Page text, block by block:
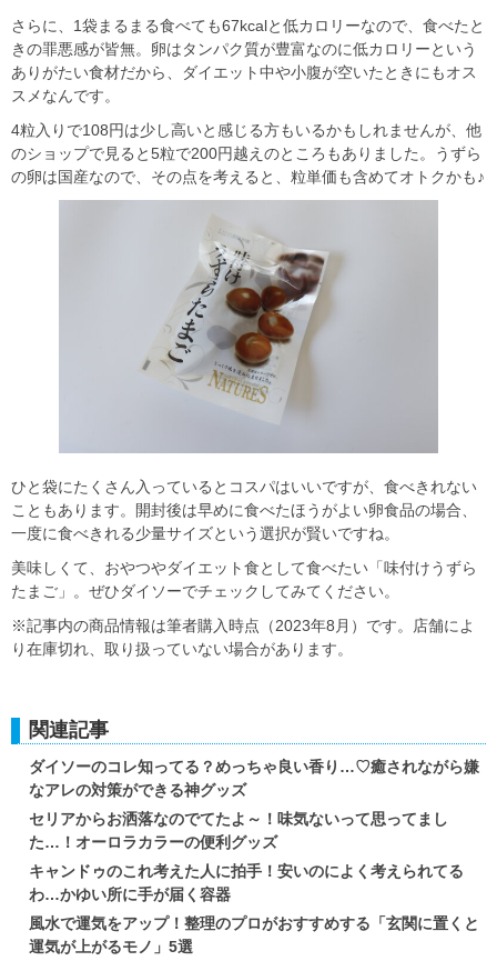
さらに、1袋まるまる食べても67kcalと低カロリーなので、食べたと
きの罪悪感が皆無。卵はタンパク質が豊富なのに低カロリーという
ありがたい食材だから、ダイエット中や小腹が空いたときにもオス
スメなんです。
4粒入りで108円は少し高いと感じる方もいるかもしれませんが、他
のショップで見ると5粒で200円越えのところもありました。うずら
の卵は国産なので、その点を考えると、粒単価も含めてオトクかも♪
ひと袋にたくさん入っているとコスパはいいですが、食べきれない
こともあります。開封後は早めに食べたほうがよい卵食品の場合、
一度に食べきれる少量サイズという選択が賢いですね。
美味しくて、おやつやダイエット食として食べたい「味付けうずら
たまご」。ぜひダイソーでチェックしてみてください。
※記事内の商品情報は筆者購入時点（2023年8月）です。店舗によ
り在庫切れ、取り扱っていない場合があります。
関連記事
ダイソーのコレ知ってる？めっちゃ良い香り…♡癒されながら嫌
なアレの対策ができる神グッズ
セリアからお洒落なのでてたよ～！味気ないって思ってまし
た…！オーロラカラーの便利グッズ
キャンドゥのこれ考えた人に拍手！安いのによく考えられてる
わ…かゆい所に手が届く容器
風水で運気をアップ！整理のプロがおすすめする「玄関に置くと
運気が上がるモノ」5選